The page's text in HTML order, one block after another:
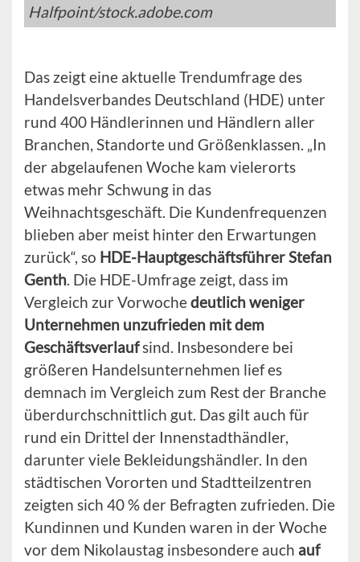
Halfpoint/stock.adobe.com
Das zeigt eine aktuelle Trendumfrage des
Handelsverbandes Deutschland (HDE) unter
rund 400 Händlerinnen und Händlern aller
Branchen, Standorte und Größenklassen. „In
der abgelaufenen Woche kam vielerorts
etwas mehr Schwung in das
Weihnachtsgeschäft. Die Kundenfrequenzen
blieben aber meist hinter den Erwartungen
zurück“, so HDE-Hauptgeschäftsführer Stefan
Genth. Die HDE-Umfrage zeigt, dass im
Vergleich zur Vorwochedeutlich weniger
Unternehmen unzufrieden mit dem
Geschäftsverlaufsind. Insbesondere bei
größeren Handelsunternehmen lief es
demnach im Vergleich zum Rest der Branche
überdurchschnittlich gut. Das gilt auch für
rund ein Drittel der Innenstadthändler,
darunter viele Bekleidungshändler. In den
städtischen Vororten und Stadtteilzentren
zeigten sich 40 % der Befragten zufrieden. Die
Kundinnen und Kunden waren in der Woche
vor dem Nikolaustag insbesondere auch auf